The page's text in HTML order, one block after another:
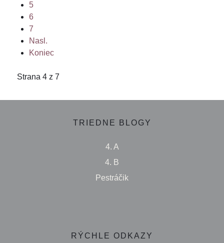
5
6
7
Nasl.
Koniec
Strana 4 z 7
TRIEDNE BLOGY
4. A
4. B
Pestráčik
RÝCHLE ODKAZY